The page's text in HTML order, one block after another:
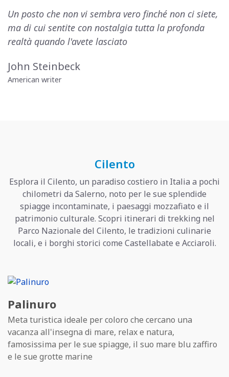
Un posto che non vi sembra vero finché non ci siete,
ma di cui sentite con nostalgia tutta la profonda
realtà quando l'avete lasciato
John Steinbeck
American writer
Cilento
Esplora il Cilento, un paradiso costiero in Italia a pochi
chilometri da Salerno, noto per le sue splendide
spiagge incontaminate, i paesaggi mozzafiato e il
patrimonio culturale. Scopri itinerari di trekking nel
Parco Nazionale del Cilento, le tradizioni culinarie
locali, e i borghi storici come Castellabate e Acciaroli.
Palinuro
Meta turistica ideale per coloro che cercano una
vacanza all'insegna di mare, relax e natura,
famosissima per le sue spiagge, il suo mare blu zaffiro
e le sue grotte marine